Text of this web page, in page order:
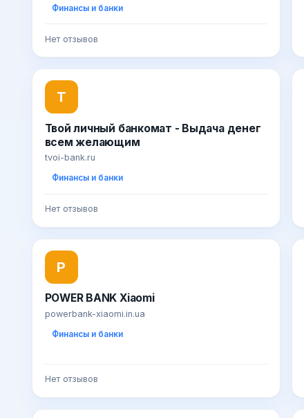
Яндекс.Деньги и Okpay
Финансы и банки
Нет отзывов
Т
Твой личный банкомат - Выдача денег
всем желающим
tvoi-bank.ru
Финансы и банки
Нет отзывов
P
POWER BANK Xiaomi
powerbank-xiaomi.in.ua
Финансы и банки
Нет отзывов